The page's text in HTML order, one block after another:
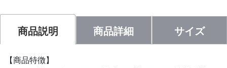
商品説明 商品詳細 サイズ
【商品特徴】